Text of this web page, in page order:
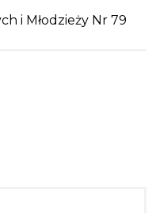
i Młodzieży Nr 79